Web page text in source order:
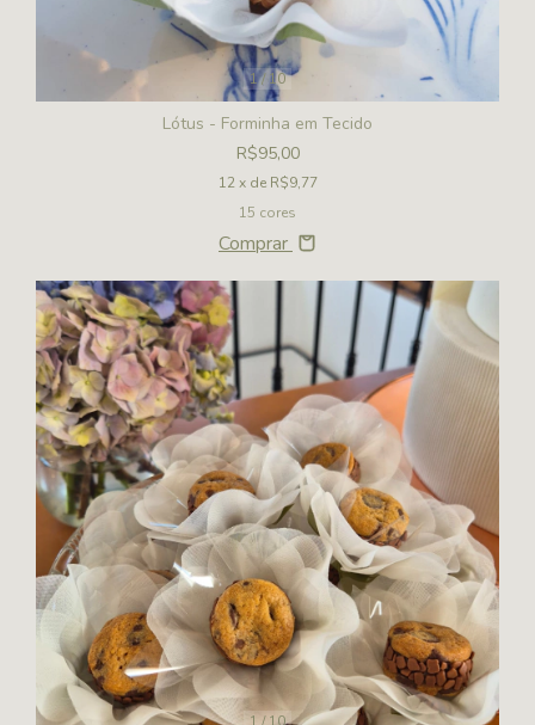
1/10
Lótus - Forminha em Tecido
R$95,00
12 x de R$9,77
15 cores
Comprar